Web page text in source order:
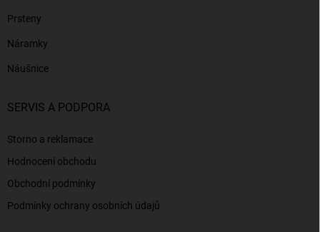
Prsteny
Náramky
Náušnice
SERVIS A PODPORA
Storno a reklamace
Hodnocení obchodu
Obchodní podmínky
Podmínky ochrany osobních údajů